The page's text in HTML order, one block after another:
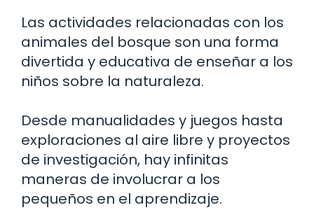
Las actividades relacionadas con los
animales del bosque son una forma
divertida y educativa de enseñar a los
niños sobre la naturaleza.
Desde manualidades y juegos hasta
exploraciones al aire libre y proyectos
de investigación, hay infinitas
maneras de involucrar a los
pequeños en el aprendizaje.